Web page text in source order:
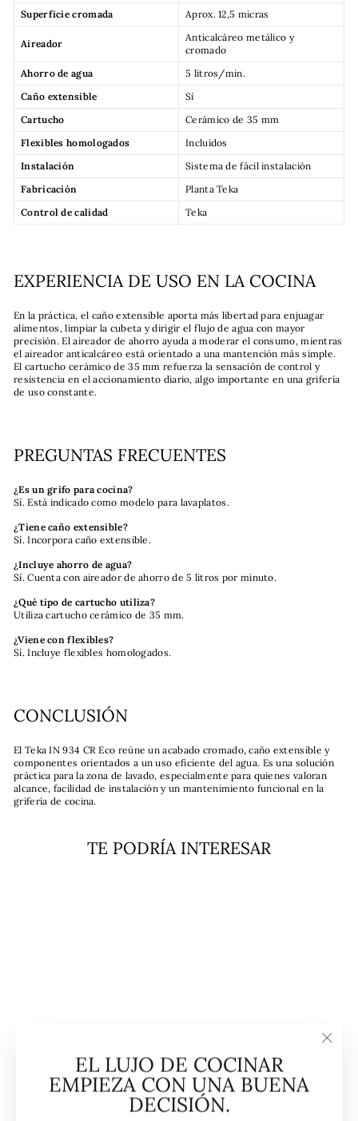
EL LUJO DE COCINAR
EMPIEZA CON UNA BUENA
DECISIÓN.
Superficie cromada
Aprox. 12,5 micras
Aireador
Anticalcáreo metálico y
cromado
Ahorro de agua
5 litros/min.
Caño extensible
Sí
Cartucho
Cerámico de 35 mm
Flexibles homologados
Incluidos
Instalación
Sistema de fácil instalación
Fabricación
Planta Teka
Control de calidad
Teka
EXPERIENCIA DE USO EN LA COCINA
En la práctica, el caño extensible aporta más libertad para enjuagar
alimentos, limpiar la cubeta y dirigir el flujo de agua con mayor
precisión. El aireador de ahorro ayuda a moderar el consumo, mientras
el aireador anticalcáreo está orientado a una mantención más simple.
El cartucho cerámico de 35 mm refuerza la sensación de control y
resistencia en el accionamiento diario, algo importante en una grifería
de uso constante.
PREGUNTAS FRECUENTES
¿Es un grifo para cocina?
Sí. Está indicado como modelo para lavaplatos.
¿Tiene caño extensible?
Sí. Incorpora caño extensible.
¿Incluye ahorro de agua?
Sí. Cuenta con aireador de ahorro de 5 litros por minuto.
¿Qué tipo de cartucho utiliza?
Utiliza cartucho cerámico de 35 mm.
¿Viene con flexibles?
Sí. Incluye flexibles homologados.
CONCLUSIÓN
El Teka IN 934 CR Eco reúne un acabado cromado, caño extensible y
componentes orientados a un uso eficiente del agua. Es una solución
práctica para la zona de lavado, especialmente para quienes valoran
alcance, facilidad de instalación y un mantenimiento funcional en la
grifería de cocina.
TE PODRÍA INTERESAR
habitual
Precio
de
oferta
$87.990
Ahorrar
28%